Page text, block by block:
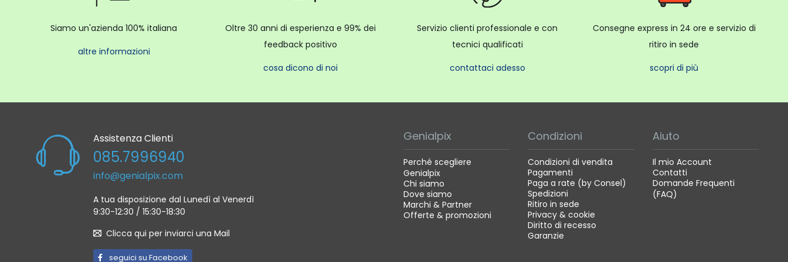
Siamo un'azienda 100% italiana
altre informazioni
Oltre 30 anni di esperienza e 99% dei
feedback positivo
cosa dicono di noi
Servizio clienti professionale e con
tecnici qualificati
contattaci adesso
Consegne express in 24 ore e servizio di
ritiro in sede
scopri di più
Assistenza Clienti
085.7996940
info@genialpix.com
A tua disposizione dal Lunedì al Venerdì
9:30-12:30 / 15:30-18:30
Clicca qui per inviarci una Mail
seguici su Facebook
Genialpix
Perché scegliere
Genialpix
Chi siamo
Dove siamo
Marchi & Partner
Offerte & promozioni
Condizioni
Condizioni di vendita
Pagamenti
Paga a rate (by Consel)
Spedizioni
Ritiro in sede
Privacy & cookie
Diritto di recesso
Garanzie
Aiuto
Il mio Account
Contatti
Domande Frequenti
(FAQ)